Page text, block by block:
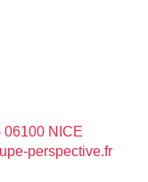
06100 NICE
perspective.fr